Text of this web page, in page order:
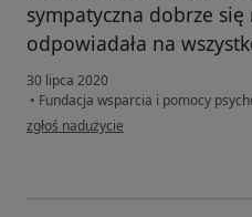
sympatyczna dobrze się
odpowiadała na
30 lipca 2020
• Fundacja wsparcia i pomocy
w opinii użytkownika Kb
zgłoś nadużycie